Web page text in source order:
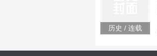
历史 / 连载